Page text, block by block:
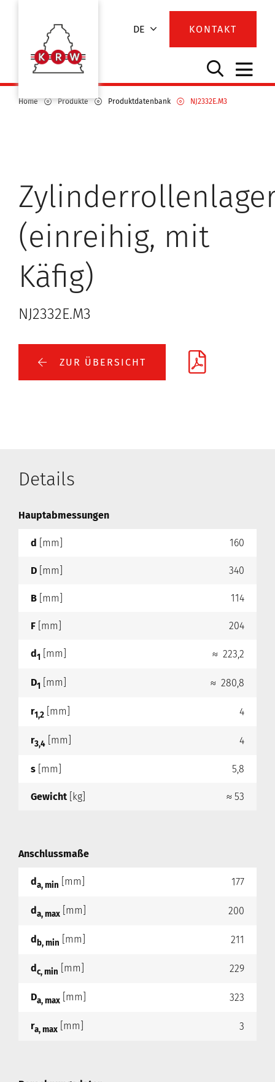
DE KONTAKT
Home Produkte Produktdatenbank NJ2332E.M3
(einreihig, mit
Käfig)
NJ2332E.M3
ZUR ÜBERSICHT
Details
Hauptabmessungen
d [mm] 160
D [mm] 340
B [mm] 114
F [mm] 204
d1 [mm] ≈ 223,2
D1 [mm] ≈ 280,8
r1,2 [mm] 4
r3,4 [mm] 4
s [mm] 5,8
Gewicht [kg] ≈ 53
Anschlussmaße
da, min [mm] 177
da, max [mm] 200
db, min [mm] 211
dc, min [mm] 229
Da, max [mm] 323
ra, max [mm] 3